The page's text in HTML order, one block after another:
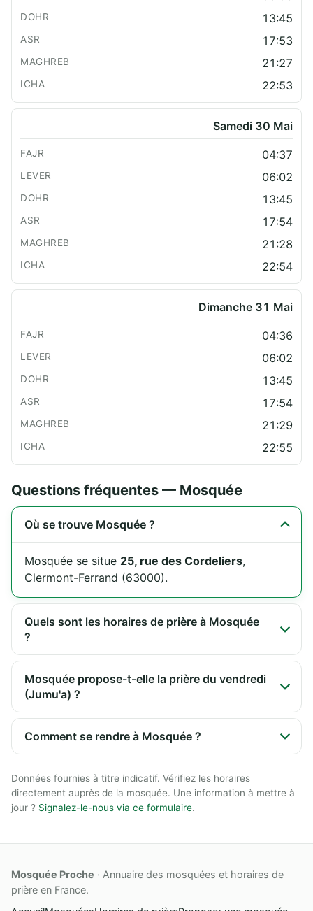
13:45
17:53
21:27
22:53
Samedi 30 Mai
04:37
06:02
13:45
17:54
21:28
22:54
Dimanche 31 Mai
04:36
06:02
13:45
17:54
21:29
22:55
Questions fréquentes — Mosquée
Où se trouve Mosquée ?
Mosquée se situe 25, rue des Cordeliers,
Clermont-Ferrand (63000).
Quels sont les horaires de prière à Mosquée
?
Mosquée propose-t-elle la prière du vendredi
(Jumu'a) ?
Comment se rendre à Mosquée ?
Données fournies à titre indicatif. Vérifiez les horaires
directement auprès de la mosquée. Une information à mettre à
jour ? Signalez-le-nous via ce formulaire.
Mosquée Proche · Annuaire des mosquées et horaires de
prière en France.